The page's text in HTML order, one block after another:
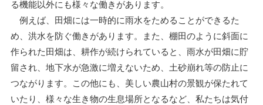
る機能以外にも様々な働きがあります。
例えば、田畑には一時的に雨水をためることができるた
め、洪水を防ぐ働きがあります。また、棚田のように斜面に
作られた田畑は、耕作が続けられていると、雨水が田畑に貯
留され、地下水が急激に増えないため、土砂崩れ等の防止に
つながります。この他にも、美しい農山村の景観が保たれて
いたり、様々な生き物の生息場所となるなど、私たちは気付